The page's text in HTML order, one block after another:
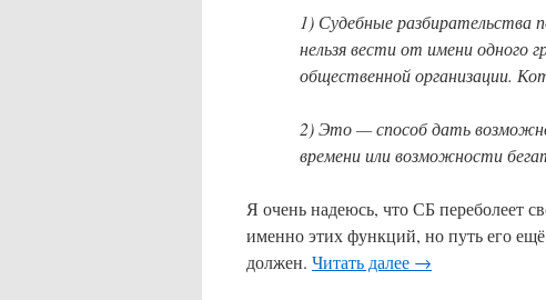
1) Судебные разбирательства
нельзя вести от имени
общественной организации.
2) Это — способ дать
времени или возможности
Я очень надеюсь, что СБ переболеет
именно этих функций, но путь его ещё
должен. Читать далее →